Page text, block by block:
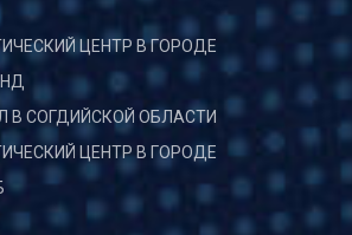
ЦЕНТР В ГОРОДЕ
В СОГДИЙСКОЙ ОБЛАСТИ
ЦЕНТР В ГОРОДЕ